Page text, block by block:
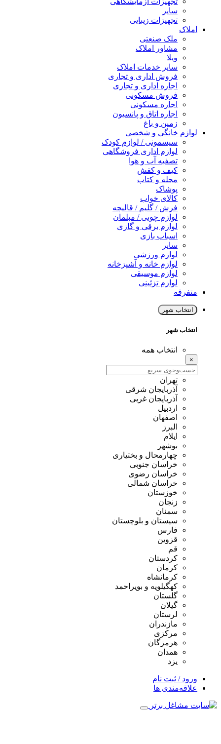
سایر
تجهیزات زیبایی
املاک
ملک صنعتی
مشاور املاک
ویلا
سایر خدمات املاک
فروش اداری و تجاری
اجاره اداری و تجاری
فروش مسکونی
اجاره مسکونی
اجاره اتاق و پانسیون
زمین و باغ
لوازم خانگی و شخصی
سیسمونی / لوازم کودک
لوازم اداری فروشگاهی
تصفیه آب و هوا
کیف و کفش
مجله و کتاب
پوشاک
کالای خواب
فرش / گلیم / قالیچه
لوازم چوبی / مبلمان
لوازم برقی و گازی
اسباب بازی
سایر
لوازم ورزشی
لوازم خانه و آشپزخانه
لوازم موسیقی
لوازم تزئینی
متفرقه
انتخاب شهر
انتخاب شهر
انتخاب همه
×
تهران
آذربایجان شرقی
آذربایجان غربی
اردبیل
اصفهان
البرز
ایلام
بوشهر
چهارمحال و بختیاری
خراسان جنوبی
خراسان رضوی
خراسان شمالی
خوزستان
زنجان
سمنان
سیستان و بلوچستان
فارس
قزوین
قم
کردستان
کرمان
کرمانشاه
کهگیلویه و بویراحمد
گلستان
گیلان
لرستان
مازندران
مرکزی
هرمزگان
همدان
یزد
ورود / ثبت نام
علاقه‌مندی ها